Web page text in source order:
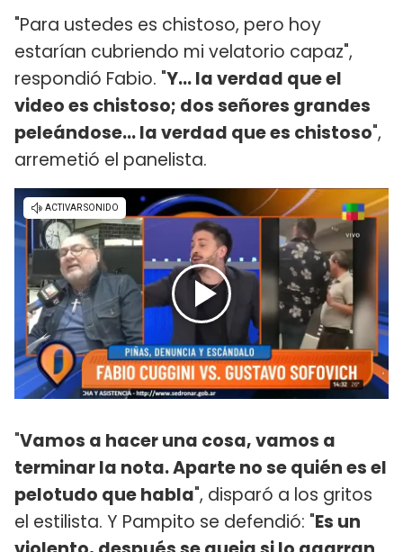
"Para ustedes es chistoso, pero hoy
estarían cubriendo mi velatorio capaz",
respondió Fabio. "Y... la verdad que el
video es chistoso; dos señores grandes
peleándose... la verdad que es chistoso",
arremetió el panelista.
"Vamos a hacer una cosa, vamos a
terminar la nota. Aparte no se quién es el
pelotudo que habla", disparó a los gritos
el estilista. Y Pampito se defendió: "Es un